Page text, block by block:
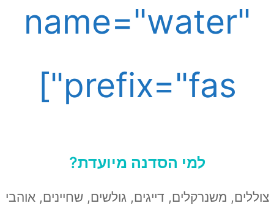
name="water"
prefix="fas"]
למי הסדנה מיועדת?
משנרקלים, דייגים, גולשים, שחיינים, אוהבי